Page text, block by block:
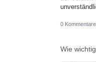
0 Kommentare
Wie